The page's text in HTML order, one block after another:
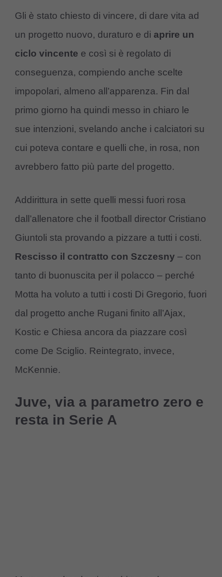
Gli è stato chiesto di vincere, di dare vita ad
un progetto nuovo, duraturo e di aprire un
ciclo vincente e così si è regolato di
conseguenza, compiendo anche scelte
impopolari, almeno all’apparenza. Fin dal
primo giorno ha quindi messo in chiaro le
sue intenzioni, svelando anche i calciatori su
cui poteva contare e quelli che, in rosa, non
avrebbero fatto più parte del progetto.
Addirittura in sette quelli messi fuori rosa
dall’allenatore che il football director Cristiano
Giuntoli sta provando a pizzare a tutti i costi.
Rescisso il contratto con Szczesny – con
tanto di buonuscita per il polacco – perché
Motta ha voluto a tutti i costi Di Gregorio, fuori
dal progetto anche Rugani finito all’Ajax,
Kostic e Chiesa ancora da piazzare così
come De Sciglio. Reintegrato, invece,
McKennie.
Juve, via a parametro zero e
resta in Serie A